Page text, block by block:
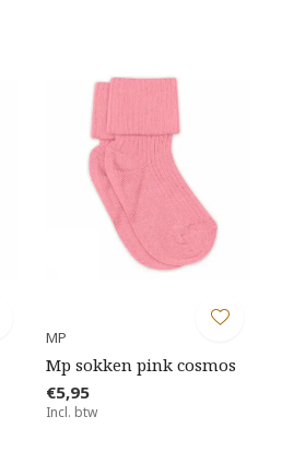
MP
Mp sokken pink cosmos
€5,95
Incl. btw